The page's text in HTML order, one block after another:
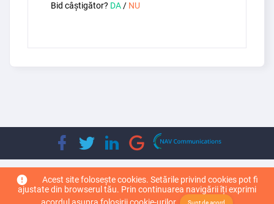
Acest site folosește cookies. Setările privind cookies pot fi
ajustate din browserul tău. Prin continuarea navigării îți exprimi
acordul asupra folosirii cookie-urilor.
Sunt de acord
Bid câștigător? DA/ NU
Copyright © 2026 Top Leader Domain . Toate drepturile rezervate.